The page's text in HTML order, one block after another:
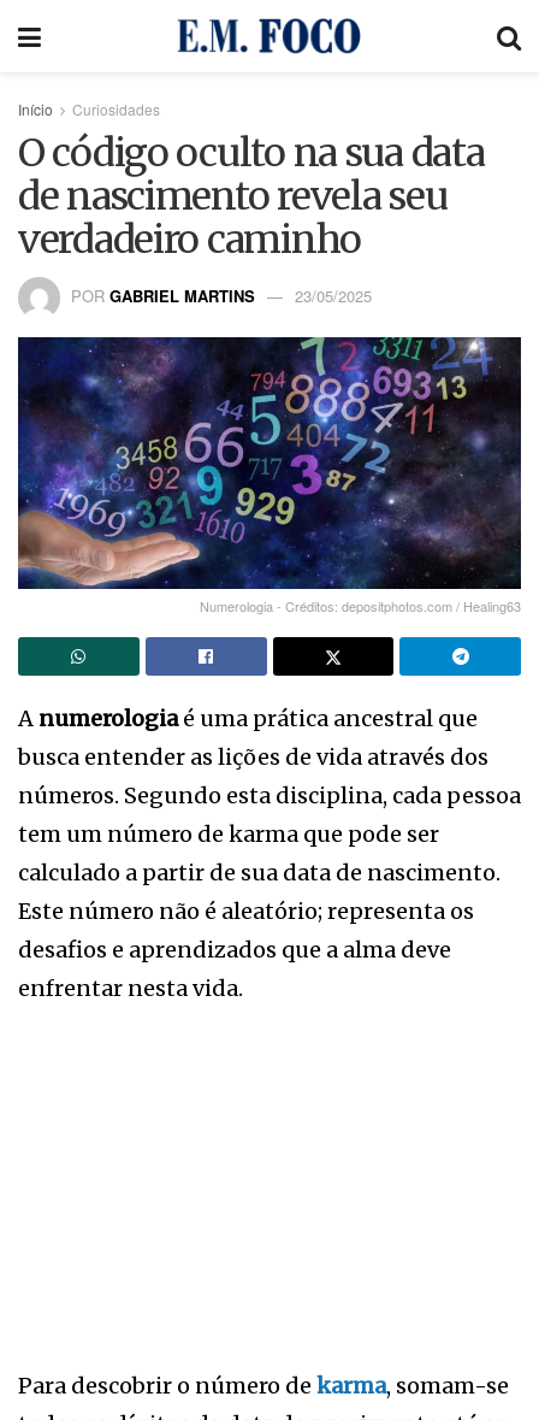
Início Curiosidades
O código oculto na sua data
de nascimento revela seu
verdadeiro caminho
POR GABRIEL MARTINS 23/05/2025
Numerologia - Créditos: depositphotos.com / Healing63
A numerologiaé uma prática ancestral que
busca entender as lições de vida através dos
números. Segundo esta disciplina, cada pessoa
tem um número de karma que pode ser
calculado a partir de sua data de nascimento.
Este número não é aleatório; representa os
desafios e aprendizados que a alma deve
enfrentar nesta vida.
Para descobrir o número de karma, somam-se